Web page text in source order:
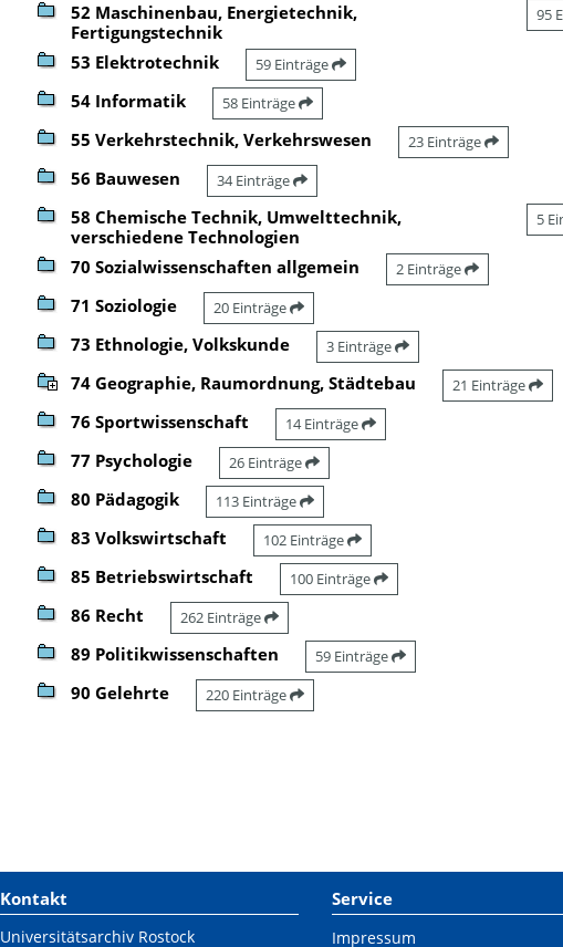
52 Maschinenbau, Energietechnik,
Fertigungstechnik
95
53 Elektrotechnik 59 Einträge
54 Informatik 58 Einträge
55 Verkehrstechnik, Verkehrswesen 23 Einträge
56 Bauwesen 34 Einträge
58 Chemische Technik, Umwelttechnik,
verschiedene Technologien
5
70 Sozialwissenschaften allgemein 2 Einträge
71 Soziologie 20 Einträge
73 Ethnologie, Volkskunde 3 Einträge
74 Geographie, Raumordnung, Städtebau 21 Einträge
76 Sportwissenschaft 14 Einträge
77 Psychologie 26 Einträge
80 Pädagogik 113 Einträge
83 Volkswirtschaft 102 Einträge
85 Betriebswirtschaft 100 Einträge
86 Recht 262 Einträge
89 Politikwissenschaften 59 Einträge
90 Gelehrte 220 Einträge
Kontakt
Universitätsarchiv Rostock
Service
Impressum